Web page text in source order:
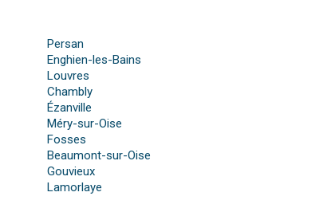
Persan
Enghien-les-Bains
Louvres
Chambly
Ézanville
Méry-sur-Oise
Fosses
Beaumont-sur-Oise
Gouvieux
Lamorlaye